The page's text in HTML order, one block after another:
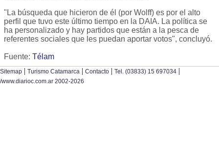
"La búsqueda que hicieron de él (por Wolff) es por el alto
perfil que tuvo este último tiempo en la DAIA. La política se
ha personalizado y hay partidos que están a la pesca de
referentes sociales que les puedan aportar votos", concluyó.
Fuente: Télam
Sitemap | Turismo Catamarca | Contacto | Tel. (03833) 15 697034 |
/www.diarioc.com.ar 2002-2026